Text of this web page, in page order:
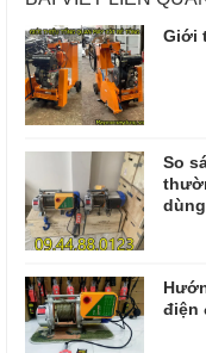
Giới
So
điện